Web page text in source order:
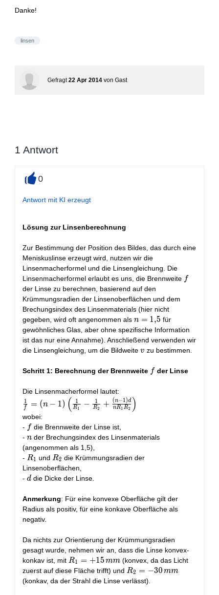
Danke!
linsen
Gefragt 22 Apr 2014 von Gast
1 Antwort
0
Antwort mit KI erzeugt
Lösung zur Linsenberechnung
Zur Bestimmung der Position des Bildes, das durch eine
Meniskuslinse erzeugt wird, nutzen wir die
Linsenmacherformel und die Linsengleichung. Die
Linsenmacherformel erlaubt es uns, die Brennweite ff
der Linse zu berechnen, basierend auf den
Krümmungsradien der Linsenoberflächen und dem
Brechungsindex des Linsenmaterials (hier nicht
gegeben, wird oft angenommen als n
=
1,5
n = 1,5 für
gewöhnliches Glas, aber ohne spezifische Information
ist das nur eine Annahme). Anschließend verwenden wir
die Linsengleichung, um die Bildweite v
v zu bestimmen.
Schritt 1: Berechnung der Brennweite ffder Linse
Die Linsenmacherformel lautet:
\frac{1}{f}
= (n - 1)
\left(
\frac{1}
{R_1} -
\frac{1}
{R_2} +
\frac{(n-
1)d}
\right)
f
1 = (n − 1) ( R1
1 − R2
1 + nR1 R2
(n−1)d )
wobei:
- ffdie Brennweite der Linse ist,
- n
n der Brechungsindex des Linsenmaterials
(angenommen als 1,5),
- R_1
R1 und R_2
R2 die Krümmungsradien der
Linsenoberflächen,
- d
d die Dicke der Linse.
Anmerkung: Für eine konvexe Oberfläche gilt der
Radius als positiv, für eine konkave Oberfläche als
negativ.
Da nichts zur Orientierung der Krümmungsradien
gesagt wurde, nehmen wir an, dass die Linse konvex-
konkav ist, mit R_1 =
+15\,mm
R1 = +15 mm (konvex, da das Licht
zuerst auf diese Fläche trifft) und R_2 =
-30\,mm
R2 = −30 mm
(konkav, da der Strahl die Linse verlässt).